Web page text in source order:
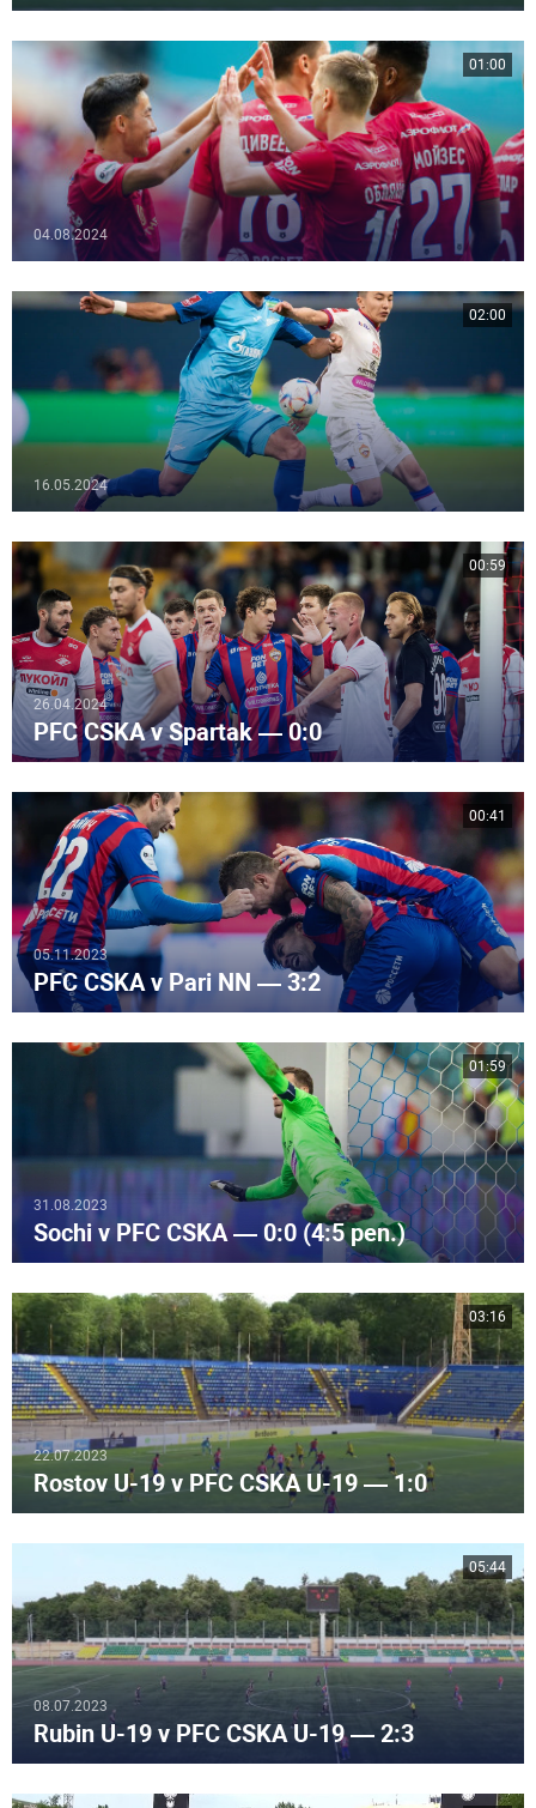
04.08.2024
01:00
16.05.2024
02:00
26.04.2024
PFC CSKA v Spartak — 0:0
00:59
05.11.2023
PFC CSKA v Pari NN — 3:2
00:41
31.08.2023
Sochi v PFC CSKA — 0:0 (4:5 pen.)
01:59
22.07.2023
Rostov U-19 v PFC CSKA U-19 — 1:0
03:16
08.07.2023
Rubin U-19 v PFC CSKA U-19 — 2:3
05:44